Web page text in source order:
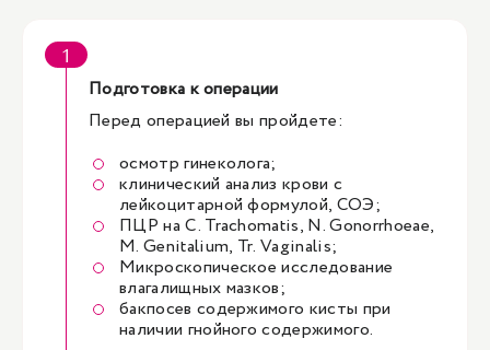
Подготовка к операции
Перед операцией вы пройдете:
осмотр гинеколога;
клинический анализ крови с
лейкоцитарной формулой, СОЭ;
ПЦР на C. Trachomatis, N. Gonorrhoeae,
M. Genitalium, Tr. Vaginalis;
Микроскопическое исследование
влагалищных мазков;
бакпосев содержимого кисты при
наличии гнойного содержимого.